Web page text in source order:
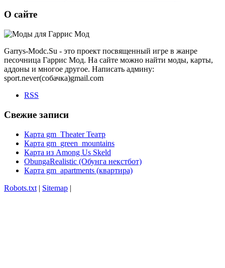
О сайте
Garrys-Modc.Su - это проект посвященный игре в жанре
песочница Гаррис Мод. На сайте можно найти моды, карты,
аддоны и многое другое. Написать админу:
sport.never(собачка)gmail.com
RSS
Свежие записи
Карта gm_Theater Театр
Карта gm_green_mountains
Карта из Among Us Skeld
ObungaRealistic (Обунга некстбот)
Карта gm_apartments (квартира)
Robots.txt | Sitemap |